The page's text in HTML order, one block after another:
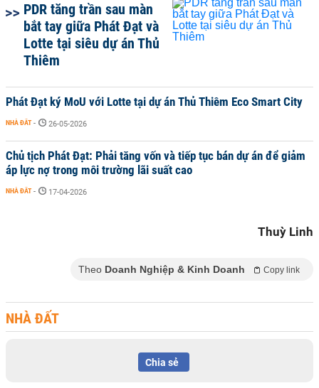
PDR tăng trần sau màn
bắt tay giữa Phát Đạt và
Lotte tại siêu dự án Thủ
Thiêm
Phát Đạt ký MoU với Lotte tại dự án Thủ Thiêm Eco Smart City
NHÀ ĐẤT - 26-05-2026
Chủ tịch Phát Đạt: Phải tăng vốn và tiếp tục bán dự án để giảm
áp lực nợ trong môi trường lãi suất cao
NHÀ ĐẤT - 17-04-2026
Thuỳ Linh
Theo Doanh Nghiệp & Kinh Doanh Copy link
NHÀ ĐẤT
Chia sẻ